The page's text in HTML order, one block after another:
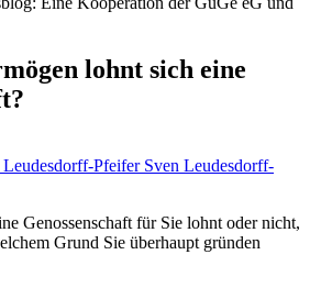
lohnt sich eine
Sven Leudesdorff-
Genossenschaft für Sie lohnt oder nicht,
Grund Sie überhaupt gründen